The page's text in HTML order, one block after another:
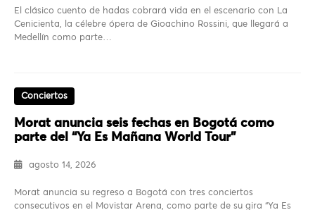
El clásico cuento de hadas cobrará vida en el escenario con La
Cenicienta, la célebre ópera de Gioachino Rossini, que llegará a
Medellín como parte…
Conciertos
Morat anuncia seis fechas en Bogotá como
parte del “Ya Es Mañana World Tour”
agosto 14, 2026
Morat anuncia su regreso a Bogotá con tres conciertos
consecutivos en el Movistar Arena, como parte de su gira “Ya Es